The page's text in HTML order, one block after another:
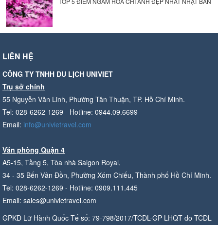
LIÊN HỆ
CÔNG TY TNHH DU LỊCH UNIVIET
Trụ sở chính
55 Nguyễn Văn Linh, Phường Tân Thuận, TP. Hồ Chí Minh.
Tel: 028-6262-1269 - Hotline: 0944.09.6699
Email: info@univietravel.com
Văn phòng Quận 4
A5-15, Tầng 5, Tòa nhà Saigon Royal,
34 - 35 Bến Vân Đồn, Phường Xóm Chiếu, Thành phố Hồ Chí Minh.
Tel: 028-6262-1269 - Hotline: 0909.111.445
Email: sales@univietravel.com
GPKD Lữ Hành Quốc Tế số: 79-798/2017/TCDL-GP LHQT do TCDL